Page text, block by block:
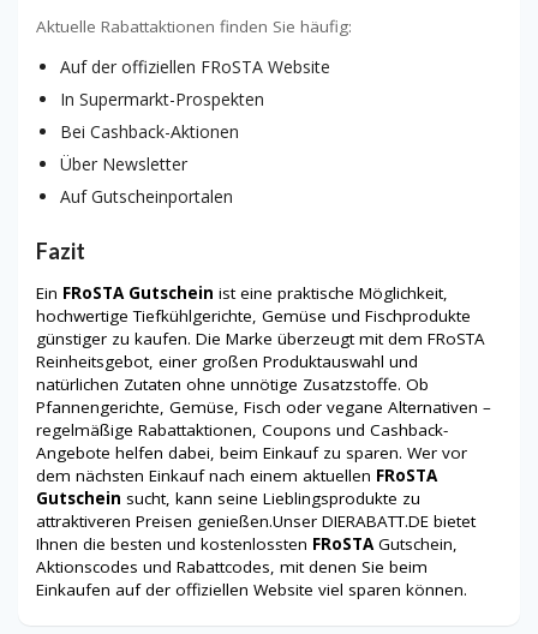
Aktuelle Rabattaktionen finden Sie häufig:
Auf der offiziellen FRoSTA Website
In Supermarkt-Prospekten
Bei Cashback-Aktionen
Über Newsletter
Auf Gutscheinportalen
Fazit
Ein FRoSTA Gutschein ist eine praktische Möglichkeit,
hochwertige Tiefkühlgerichte, Gemüse und Fischprodukte
günstiger zu kaufen. Die Marke überzeugt mit dem FRoSTA
Reinheitsgebot, einer großen Produktauswahl und
natürlichen Zutaten ohne unnötige Zusatzstoffe. Ob
Pfannengerichte, Gemüse, Fisch oder vegane Alternativen –
regelmäßige Rabattaktionen, Coupons und Cashback-
Angebote helfen dabei, beim Einkauf zu sparen. Wer vor
dem nächsten Einkauf nach einem aktuellen FRoSTA
Gutschein sucht, kann seine Lieblingsprodukte zu
attraktiveren Preisen genießen.Unser DIERABATT.DE bietet
Ihnen die besten und kostenlossten FRoSTAGutschein,
Aktionscodes und Rabattcodes, mit denen Sie beim
Einkaufen auf der offiziellen Website viel sparen können.